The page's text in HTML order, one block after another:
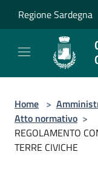
Regione Sardegna
Home >
Atto normativo >
REGOLAMENTO
TERRE CIVICHE